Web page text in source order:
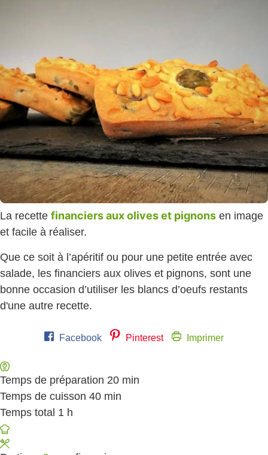
La recette financiers aux olives et pignons en image
et facile à réaliser.
Que ce soit à l’apéritif ou pour une petite entrée avec
salade, les financiers aux olives et pignons, sont une
bonne occasion d’utiliser les blancs d’oeufs restants
d'une autre recette.
Facebook Pinterest Imprimer
Temps de préparation 20 minutes
min
Temps de cuisson 40 minutes
min
Temps total 1 heure
h